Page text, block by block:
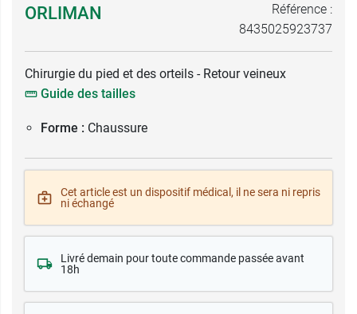
ORLIMAN
Référence :
8435025923737
Chirurgie du pied et des orteils - Retour veineux
Guide des tailles
Forme : Chaussure
Cet article est un dispositif médical, il ne sera ni repris
ni échangé
Livré demain pour toute commande passée avant
18h